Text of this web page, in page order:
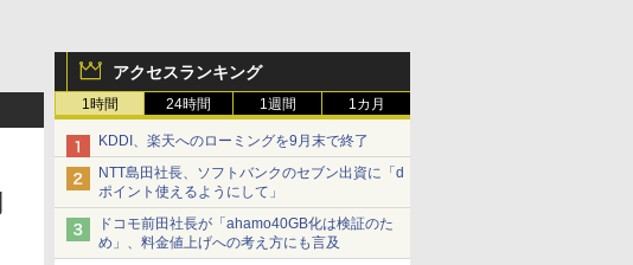
アクセスランキング
1時間 24時間 1週間 1カ月
KDDI、楽天へのローミングを9月末で終了
NTT島田社長、ソフトバンクのセブン出資に「d
ポイント使えるようにして」
ドコモ前田社長が「ahamo40GB化は検証のた
め」、料金値上げへの考え方にも言及